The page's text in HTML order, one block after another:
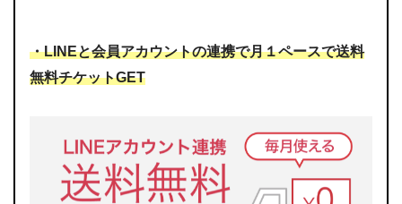
・LINEと会員アカウントの連携で月１ペースで送料
無料チケットGET